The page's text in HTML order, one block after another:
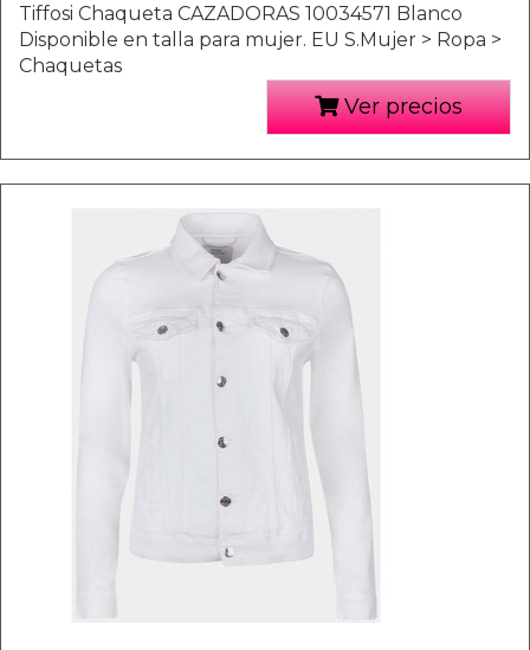
Tiffosi Chaqueta CAZADORAS 10034571 Blanco
Disponible en talla para mujer. EU S.Mujer > Ropa >
Chaquetas
Ver precios